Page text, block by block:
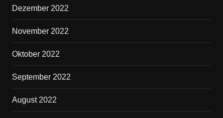
Dezember 2022
November 2022
Oktober 2022
September 2022
August 2022